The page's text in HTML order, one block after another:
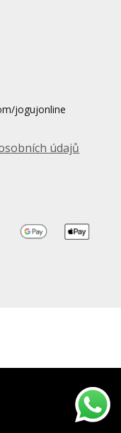
jogujonline
údajů